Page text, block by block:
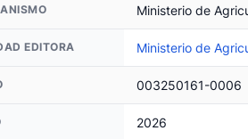
Ministerio de
EDITORA Ministerio de
003250161-0006
2026